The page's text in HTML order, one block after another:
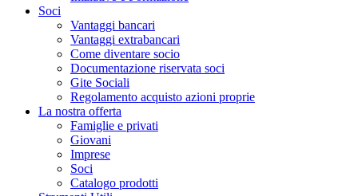
Soci
Vantaggi bancari
Vantaggi extrabancari
Come diventare socio
Documentazione riservata soci
Gite Sociali
Regolamento acquisto azioni proprie
La nostra offerta
Famiglie e privati
Giovani
Imprese
Soci
Catalogo prodotti